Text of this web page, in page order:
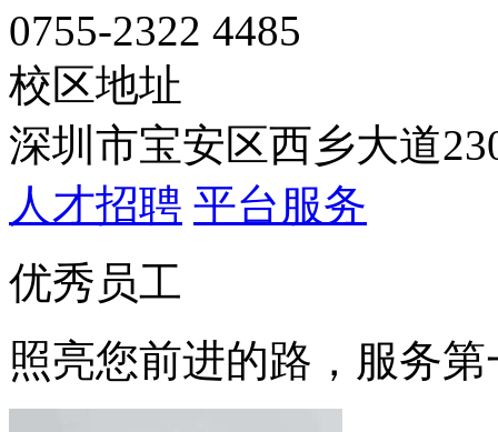
0755-2322 4485
校区地址
深圳市宝安区西乡大道
人才招聘 平台服务
优秀员工
照亮您前进的路，服务